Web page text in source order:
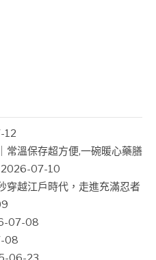
12
常溫保存超方便,一碗暖心藥膳
2026-07-10
穿越江戶時代，走進充滿忍者
07-08
08